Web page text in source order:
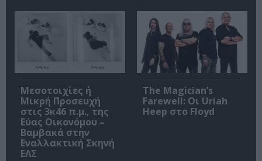
Μεσοτοιχίες ή
Μικρή Προσευχή
στις 3κ46 π.μ., της
Εύας Οικονόμου –
Βαμβακά στην
Εναλλακτική Σκηνή
ΕΛΣ
The Magician’s
Farewell: Οι Uriah
Heep στο Floyd